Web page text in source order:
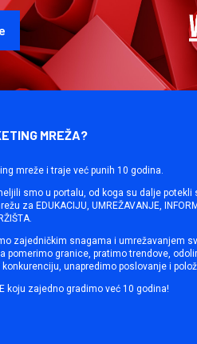
MREŽA?
mreže i traje već punih 10 godina.
smo u portalu, od koga su dalje potekli
za EDUKACIJU, UMREŽAVANJE,
zajedničkim snagama i umrežavanjem
pomerimo granice, pratimo trendove,
unapredimo poslovanje i
koju zajedno gradimo već 10 godina!